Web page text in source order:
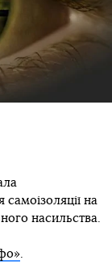
на
насильства.
.